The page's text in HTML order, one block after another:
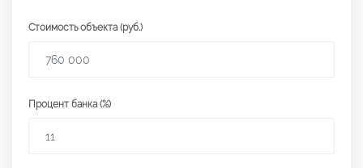
Стоимость объекта (руб.)
Процент банка (%)